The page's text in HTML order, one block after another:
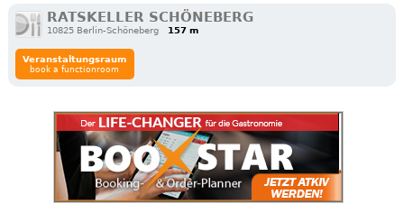
RATSKELLER SCHÖNEBERG
10825 Berlin-Schöneberg 157 m
Veranstaltungsraum
book a functionroom